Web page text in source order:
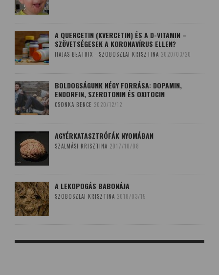
A QUERCETIN (KVERCETIN) ÉS A D-VITAMIN –
SZÖVETSÉGESEK A KORONAVÍRUS ELLEN?
HAJAS BEATRIX - SZOBOSZLAI KRISZTINA 2020/03/20
BOLDOGSÁGUNK NÉGY FORRÁSA: DOPAMIN,
ENDORFIN, SZEROTONIN ÉS OXITOCIN
CSONKA BENCE 2020/12/12
AGYÉRKATASZTRÓFÁK NYOMÁBAN
SZALMÁSI KRISZTINA 2017/10/08
A LEKOPOGÁS BABONÁJA
SZOBOSZLAI KRISZTINA 2018/03/15